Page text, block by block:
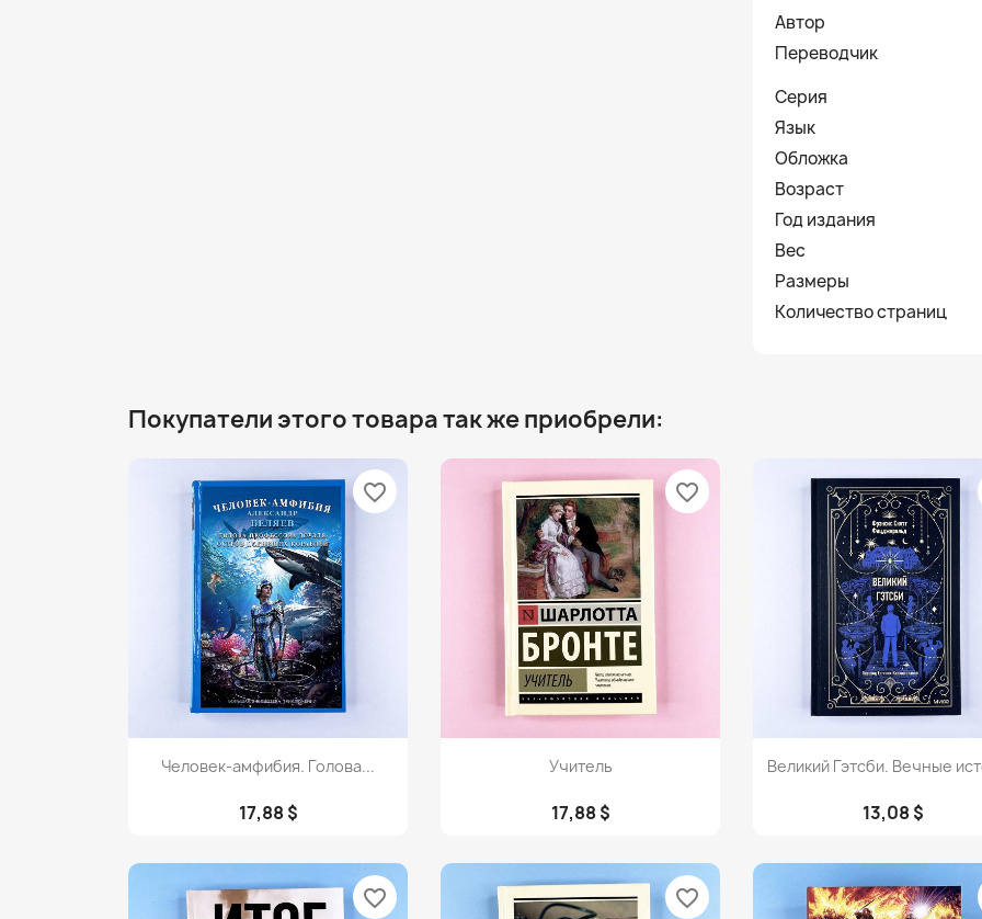
Автор
Переводчик
Серия
Язык
Обложка
Возраст
Год издания
Вес
Размеры
Количество страниц
Покупатели этого товара так же приобрели:
Просмотр
Человек-амфибия. Голова...
17,88 $
favorite_border
Просмотр
Учитель
17,88 $
favorite_border
Просмотр
Великий Гэтсби. Вечные
13,08 $
favorite_border favorite_border